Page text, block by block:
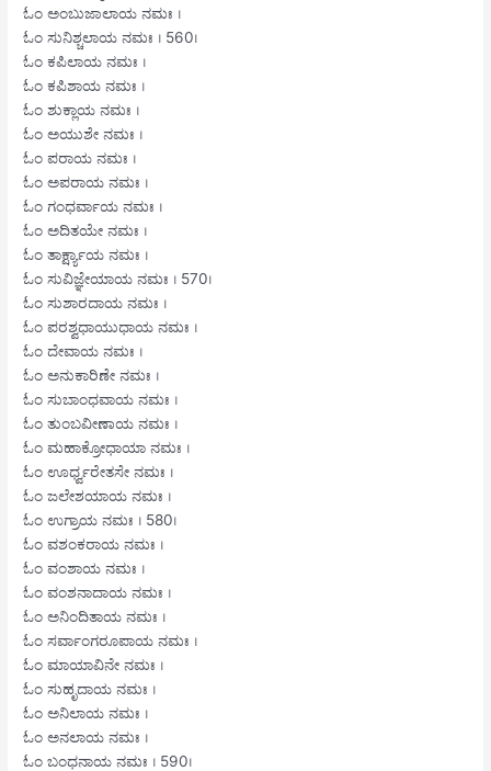
ಓಂ ಅಂಬುಜಾಲಾಯ ನಮಃ ।
ಓಂ ಸುನಿಶ್ಚಲಾಯ ನಮಃ । 560।
ಓಂ ಕಪಿಲಾಯ ನಮಃ ।
ಓಂ ಕಪಿಶಾಯ ನಮಃ ।
ಓಂ ಶುಕ್ಲಾಯ ನಮಃ ।
ಓಂ ಅಯುಶೇ ನಮಃ ।
ಓಂ ಪರಾಯ ನಮಃ ।
ಓಂ ಅಪರಾಯ ನಮಃ ।
ಓಂ ಗಂಧರ್ವಾಯ ನಮಃ ।
ಓಂ ಅದಿತಯೇ ನಮಃ ।
ಓಂ ತಾರ್ಕ್ಷ್ಯಾಯ ನಮಃ ।
ಓಂ ಸುವಿಜ್ಞೇಯಾಯ ನಮಃ । 570।
ಓಂ ಸುಶಾರದಾಯ ನಮಃ ।
ಓಂ ಪರಶ್ವಧಾಯುಧಾಯ ನಮಃ ।
ಓಂ ದೇವಾಯ ನಮಃ ।
ಓಂ ಅನುಕಾರಿಣೇ ನಮಃ ।
ಓಂ ಸುಬಾಂಧವಾಯ ನಮಃ ।
ಓಂ ತುಂಬವೀಣಾಯ ನಮಃ ।
ಓಂ ಮಹಾಕ್ರೋಧಾಯಾ ನಮಃ ।
ಓಂ ಊರ್ಧ್ವರೇತಸೇ ನಮಃ ।
ಓಂ ಜಲೇಶಯಾಯ ನಮಃ ।
ಓಂ ಉಗ್ರಾಯ ನಮಃ । 580।
ಓಂ ವಶಂಕರಾಯ ನಮಃ ।
ಓಂ ವಂಶಾಯ ನಮಃ ।
ಓಂ ವಂಶನಾದಾಯ ನಮಃ ।
ಓಂ ಅನಿಂದಿತಾಯ ನಮಃ ।
ಓಂ ಸರ್ವಾಂಗರೂಪಾಯ ನಮಃ ।
ಓಂ ಮಾಯಾವಿನೇ ನಮಃ ।
ಓಂ ಸುಹೃದಾಯ ನಮಃ ।
ಓಂ ಅನಿಲಾಯ ನಮಃ ।
ಓಂ ಅನಲಾಯ ನಮಃ ।
ಓಂ ಬಂಧನಾಯ ನಮಃ । 590।